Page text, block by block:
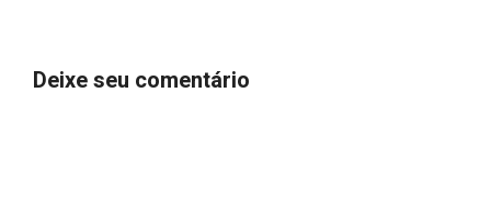
Deixe seu comentário